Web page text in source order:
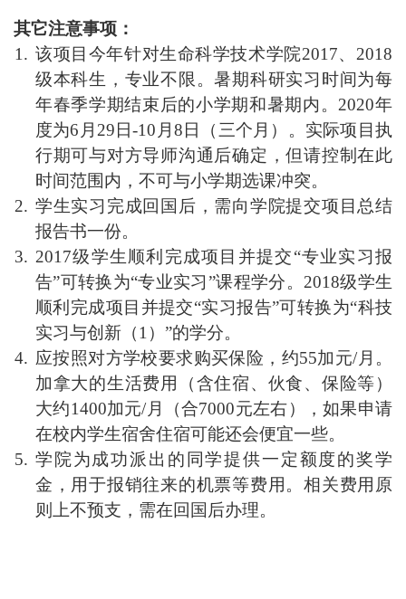
其它注意事项：
该项目今年针对生命科学技术学院2017、2018
级本科生，专业不限。暑期科研实习时间为每
年春季学期结束后的小学期和暑期内。2020年
度为6月29日-10月8日（三个月）。实际项目执
行期可与对方导师沟通后确定，但请控制在此
时间范围内，不可与小学期选课冲突。
学生实习完成回国后，需向学院提交项目总结
报告书一份。
2017级学生顺利完成项目并提交“专业实习报
告”可转换为“专业实习”课程学分。2018级学生
顺利完成项目并提交“实习报告”可转换为“科技
实习与创新（1）”的学分。
应按照对方学校要求购买保险，约55加元/月。
加拿大的生活费用（含住宿、伙食、保险等）
大约1400加元/月（合7000元左右），如果申请
在校内学生宿舍住宿可能还会便宜一些。
学院为成功派出的同学提供一定额度的奖学
金，用于报销往来的机票等费用。相关费用原
则上不预支，需在回国后办理。